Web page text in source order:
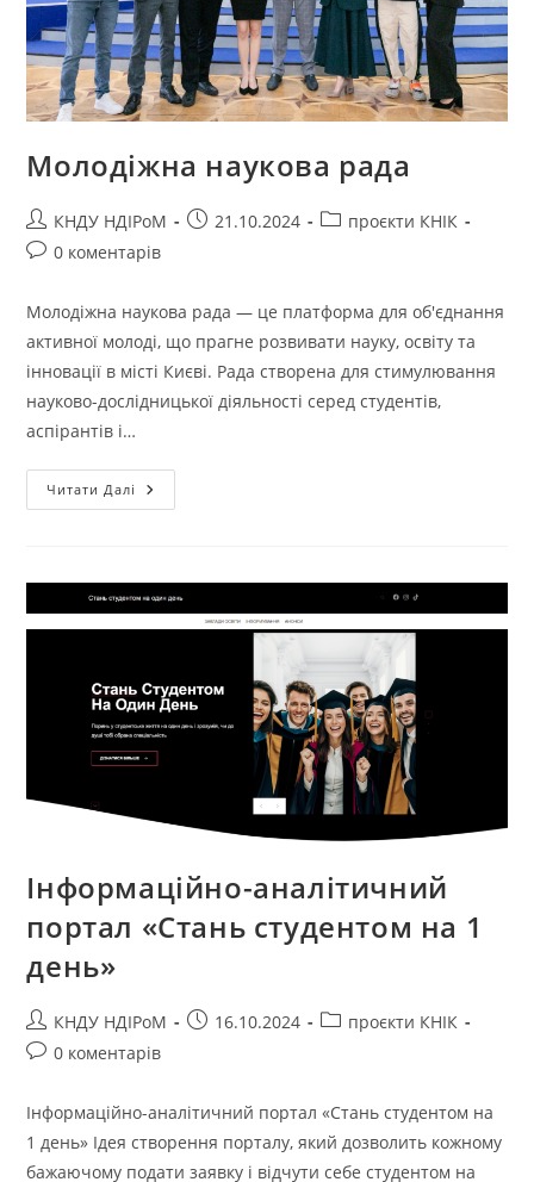
Молодіжна наукова рада
КНДУ НДІРоМ 21.10.2024
проєкти КНІК
0 коментарів
Молодіжна наукова рада — це платформа для об'єднання
активної молоді, що прагне розвивати науку, освіту та
інновації в місті Києві. Рада створена для стимулювання
науково-дослідницької діяльності серед студентів,
аспірантів і…
Читати Далі
Інформаційно-аналітичний
портал «Стань студентом на 1
день»
КНДУ НДІРоМ 16.10.2024
проєкти КНІК
0 коментарів
Інформаційно-аналітичний портал «Стань студентом на
1 день» Ідея створення порталу, який дозволить кожному
бажаючому подати заявку і відчути себе студентом на